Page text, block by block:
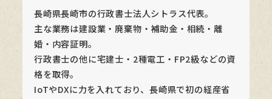
長崎県長崎市の行政書士法人シトラス代表。
主な業務は建設業・廃棄物・補助金・相続・離
婚・内容証明。
行政書士の他に宅建士・2種電工・FP2級などの資
格を取得。
IoTやDXに力を入れており、長崎県で初の経産省